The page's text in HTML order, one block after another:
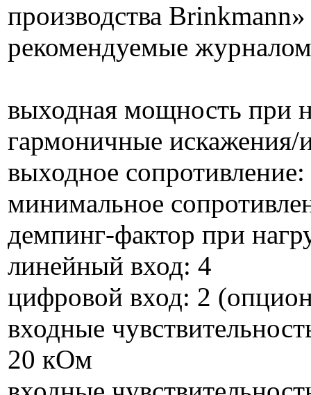
производства
рекомендуемые
выходная мощность при
гармоничные искажения/
выходное
минимальное
демпинг-фактор при
линейный вход: 4
цифровой вход: 2
входные
20 кОм